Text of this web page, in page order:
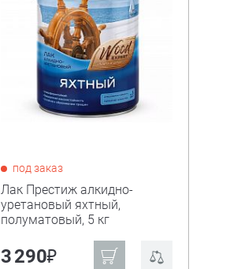
под заказ
Лак Престиж алкидно-
уретановый яхтный,
полуматовый, 5 кг
3 290₽